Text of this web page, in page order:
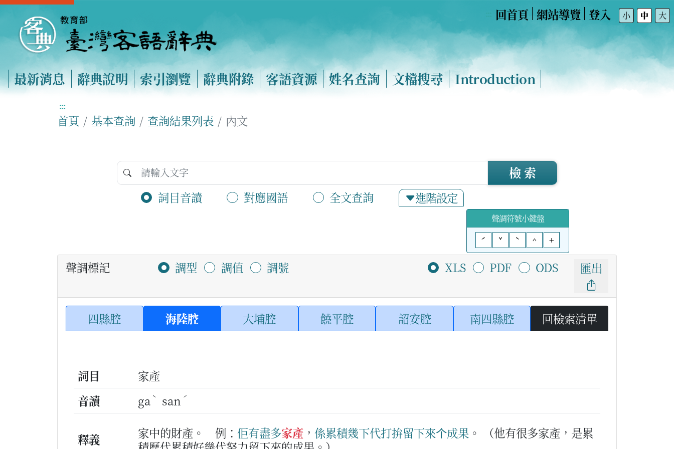
回首頁 網站導覽 登入 小 中 大
最新消息 辭典說明 索引瀏覽 辭典附錄 客語資源 姓名查詢 文檔搜尋 Introduction
:::
首頁 基本查詢 查詢結果列表 內文
詞目音讀 對應國語 全文查詢 進階設定
檢 索
聲調符號小鍵盤
ˊ
ˇ ˋ ^ +
聲調標記 調型 調值 調號 XLS PDF ODS 匯出
四縣腔 海陸腔 大埔腔 饒平腔 詔安腔 南四縣腔 回檢索清單
詞目
家產
音讀
ga ˋ san ˊ
釋義 家中的財產。 例： 佢有盡多家產 ， 係累積幾下代打拚留下來个成果 。
（他有很多家產，是累